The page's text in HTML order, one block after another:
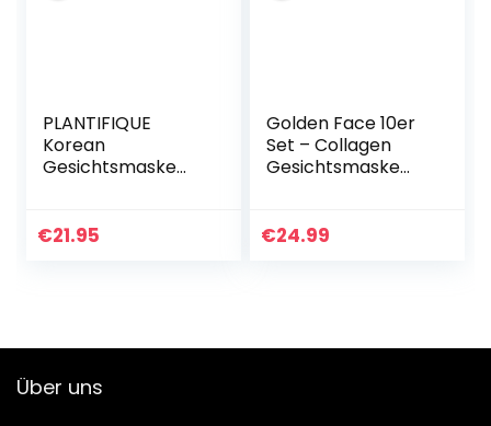
PLANTIFIQUE
Korean
Gesichtsmaske
– Gesicht Polierer
€21.95
Golden Face 10er
Set – Collagen
Gesichtsmaske
Beste Qualität von
€24.99
Über uns